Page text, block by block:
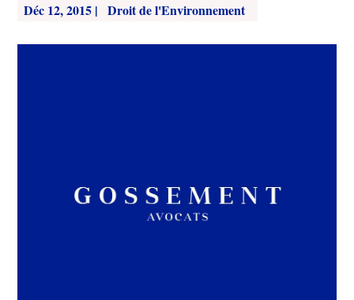
Déc 12, 2015 | Droit de l'Environnement